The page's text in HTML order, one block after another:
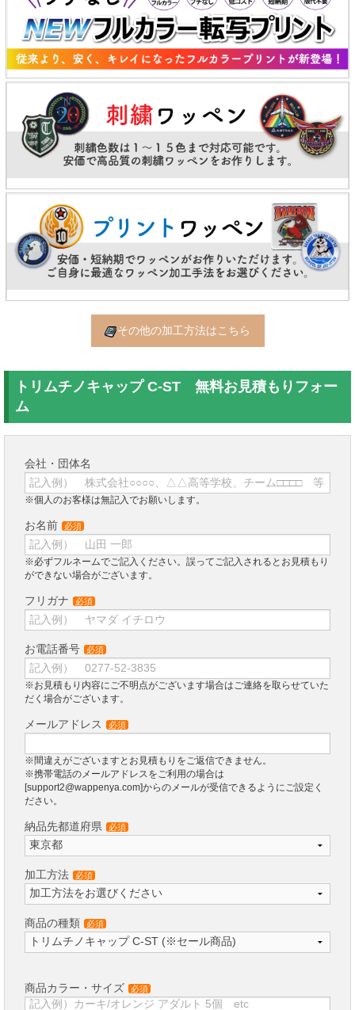
その他の加工方法はこちら
トリムチノキャップ C-ST 無料お見積もりフォー
ム
会社・団体名
※個人のお客様は無記入でお願いします。
お名前 必須
※必ずフルネームでご記入ください。誤ってご記入されるとお見積もり
ができない場合がございます。
フリガナ 必須
お電話番号 必須
※お見積もり内容にご不明点がございます場合はご連絡を取らせていた
だく場合がございます。
メールアドレス 必須
※間違えがございますとお見積もりをご返信できません。
※携帯電話のメールアドレスをご利用の場合は
[support2@wappenya.com]からのメールが受信できるようにご設定く
ださい。
納品先都道府県 必須
加工方法 必須
商品の種類 必須
商品カラー・サイズ 必須